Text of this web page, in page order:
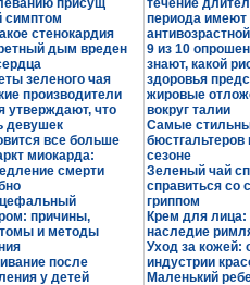
присущ
симптом
стенокардия
дым вреден
зеленого чая
производители
утверждают, что
девушек
все больше
миокарда:
смерти
причины,
и методы
после
у детей
течение
периода имеют
9 из 10
знают, какой
здоровья
жировые
вокруг талии
Самые
бюстгальтеров
сезоне
Зеленый чай
справиться со
гриппом
Крем для
наследие
Уход за кожей:
индустрии
Маленький